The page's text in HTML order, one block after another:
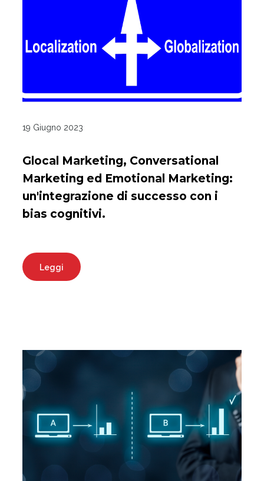
19 Giugno 2023
Glocal Marketing, Conversational
Marketing ed Emotional Marketing:
un'integrazione di successo con i
bias cognitivi.
Leggi